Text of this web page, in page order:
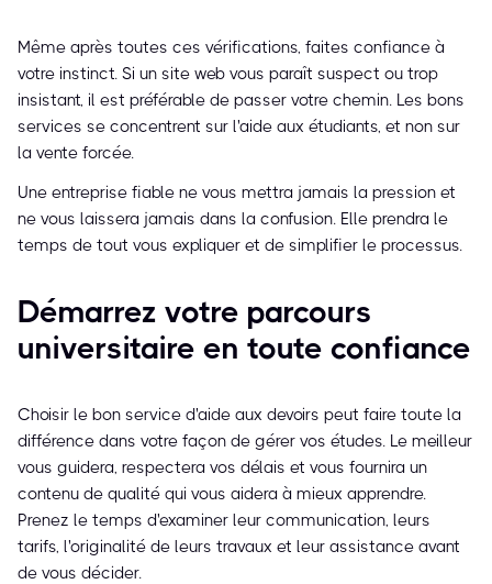
Même après toutes ces vérifications, faites confiance à
votre instinct. Si un site web vous paraît suspect ou trop
insistant, il est préférable de passer votre chemin. Les bons
services se concentrent sur l'aide aux étudiants, et non sur
la vente forcée.
Une entreprise fiable ne vous mettra jamais la pression et
ne vous laissera jamais dans la confusion. Elle prendra le
temps de tout vous expliquer et de simplifier le processus.
Démarrez votre parcours
universitaire en toute confiance
Choisir le bon service d'aide aux devoirs peut faire toute la
différence dans votre façon de gérer vos études. Le meilleur
vous guidera, respectera vos délais et vous fournira un
contenu de qualité qui vous aidera à mieux apprendre.
Prenez le temps d'examiner leur communication, leurs
tarifs, l'originalité de leurs travaux et leur assistance avant
de vous décider.